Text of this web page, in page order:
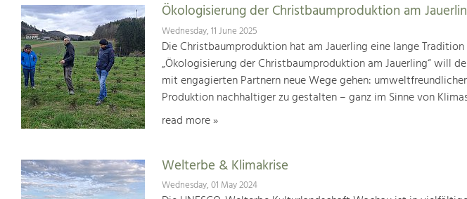
Ökologisierung der Christbaumproduktion am
Wednesday, 11 June 2025
Die Christbaumproduktion hat am Jauerling eine lange
„Ökologisierung der Christbaumproduktion am Jauerling“ will
mit engagierten Partnern neue Wege gehen:
Produktion nachhaltiger zu gestalten – ganz im Sinne von
read more »
Welterbe & Klimakrise
Wednesday, 01 May 2024